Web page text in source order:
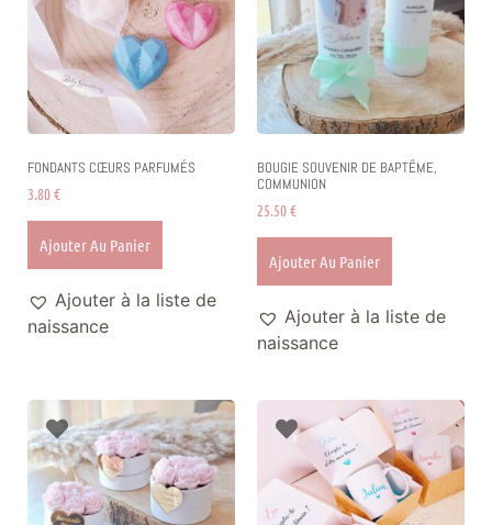
FONDANTS CŒURS PARFUMÉS
3.80€
Ajouter Au Panier
Ajouter à la liste de
naissance
BOUGIE SOUVENIR DE BAPTÊME,
COMMUNION
25.50€
Ajouter Au Panier
Ajouter à la liste de
naissance